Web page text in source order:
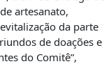
artesanato,
da parte
de doações e
do Comitê”,